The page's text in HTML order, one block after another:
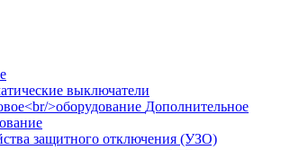
выключатели
Дополнительное
защитного отключения (УЗО)